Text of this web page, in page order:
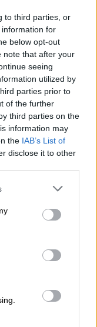
to third parties, or
for
below opt-out
note that after your
seeing
utilized by
parties prior to
of the further
third parties on the
information may
the IAB’s List of
disclose it to other
or more Google
You may click to
party tags to
in below Google
των
150
ετήσια βάση,
αυτό που
ότι
δισεκ.
2026 χάρη στη
απάτης»,
στον
τη διάρκεια
αλλά
στη